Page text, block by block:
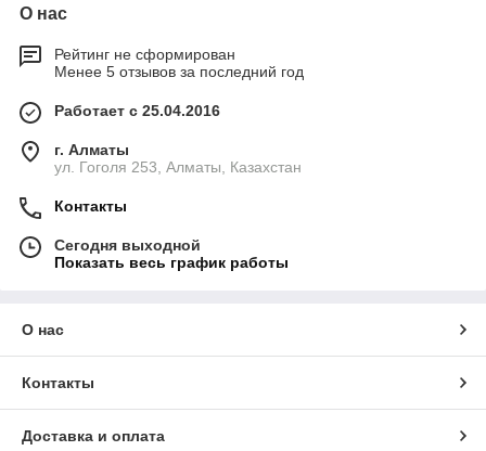
О нас
Рейтинг не сформирован
Менее 5 отзывов за последний год
Работает с 25.04.2016
г. Алматы
ул. Гоголя 253, Алматы, Казахстан
Контакты
Сегодня выходной
Показать весь график работы
О нас
Контакты
Доставка и оплата